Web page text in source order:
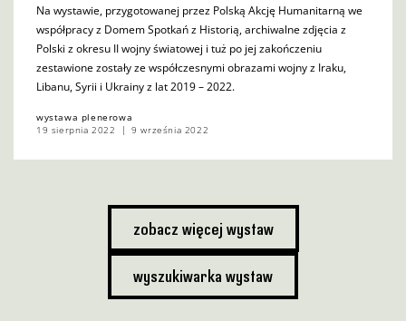
Na wystawie, przygotowanej przez Polską Akcję Humanitarną we
współpracy z Domem Spotkań z Historią, archiwalne zdjęcia z
Polski z okresu II wojny światowej i tuż po jej zakończeniu
zestawione zostały ze współczesnymi obrazami wojny z Iraku,
Libanu, Syrii i Ukrainy z lat 2019 – 2022.
wystawa plenerowa
19 sierpnia 2022
9 września 2022
zobacz więcej wystaw
wyszukiwarka wystaw